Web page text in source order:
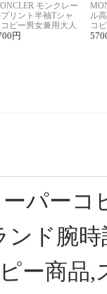
モンクレー
リント半袖Tシャ
ピー男女兼用大人
い春夏コーデ
円
ル
コ
ィ
パー
ンド腕
ー商品